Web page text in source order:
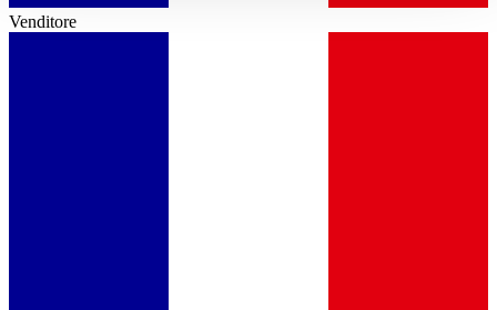
gesammelt haben.
Venditore